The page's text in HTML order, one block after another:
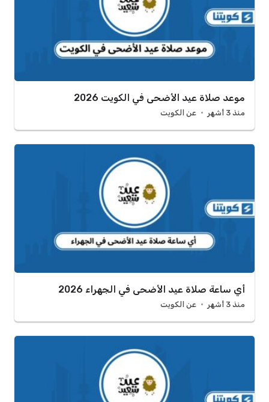
موعد صلاة عيد الأضحى في الكويت 2026
منذ 3 أشهر عن الكويت
أي ساعة صلاة عيد الأضحى في الجهراء 2026
منذ 3 أشهر عن الكويت